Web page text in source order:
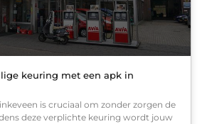
keuring met een apk in
is cruciaal om zonder zorgen de
deze verplichte keuring wordt jouw